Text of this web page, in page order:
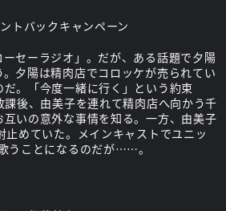
セーラジオ」。だが、ある話題で夕陽
夕陽は精肉店でコロッケが売られてい
。「今度一緒に行く」という約束
課後、由美子を連れて精肉店へ向かう千
いの意外な事情を知る。一方、由美子
止めていた。メインキャストでユニッ
うことになるのだが……。